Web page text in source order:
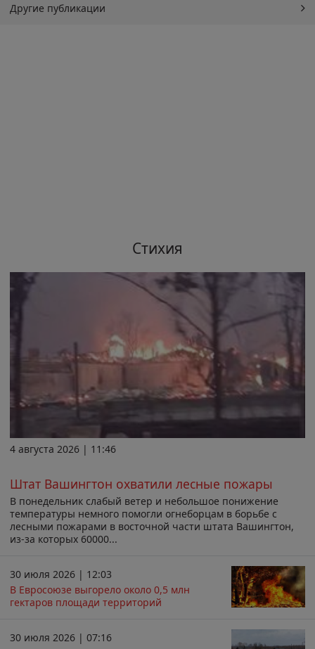
Другие публикации
Стихия
4 августа 2026 | 11:46
Штат Вашингтон охватили лесные пожары
В понедельник слабый ветер и небольшое понижение
температуры немного помогли огнеборцам в борьбе с
лесными пожарами в восточной части штата Вашингтон,
из-за которых 60000...
30 июля 2026 | 12:03
В Евросоюзе выгорело около 0,5 млн
гектаров площади территорий
30 июля 2026 | 07:16